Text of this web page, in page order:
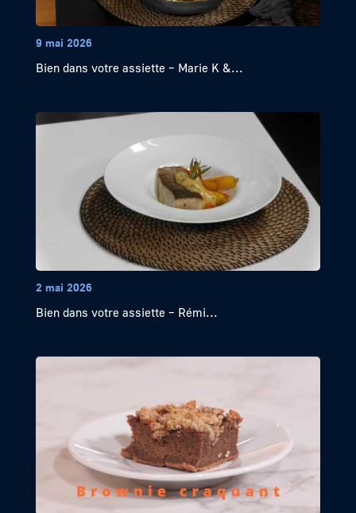
9 mai 2026
Bien dans votre assiette – Marie K &...
2 mai 2026
Bien dans votre assiette – Rémi...